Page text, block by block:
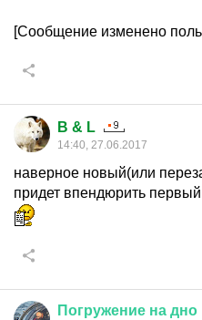
[Сообщение изменено
B & L
14:40, 27.06.2017
наверное новый(или
придет впендюрить первый
Погружение на дно